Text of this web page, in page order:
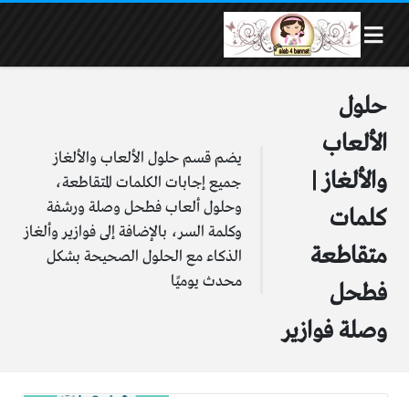
حلول
الألعاب
والألغاز |
كلمات
متقاطعة
فطحل
وصلة فوازير
يضم قسم حلول الألعاب والألغاز
جميع إجابات الكلمات المتقاطعة،
وحلول ألعاب فطحل وصلة ورشفة
وكلمة السر، بالإضافة إلى فوازير وألغاز
الذكاء مع الحلول الصحيحة بشكل
محدث يوميًا